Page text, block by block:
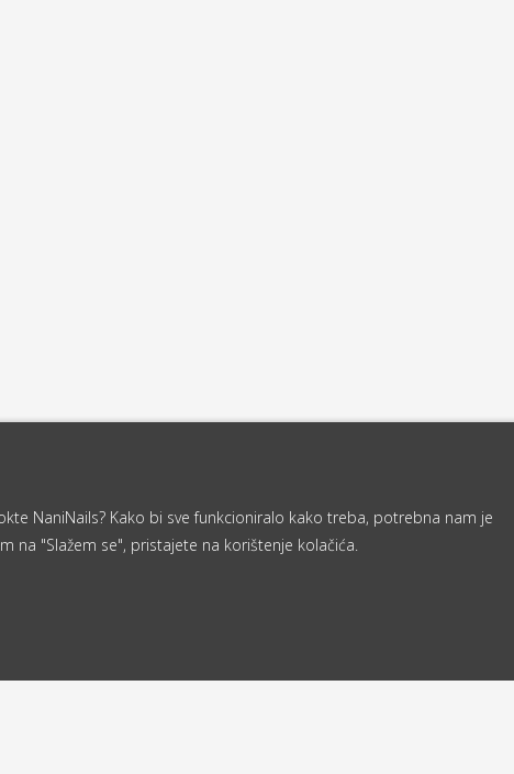
NaniNails? Kako bi sve funkcioniralo kako treba, potrebna nam je
na "Slažem se", pristajete na korištenje kolačića.